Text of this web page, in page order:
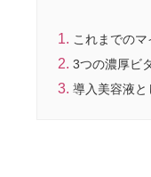
これまでの
3つの濃厚ビ
導入美容液